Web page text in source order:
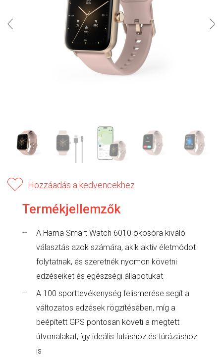
Hozzáadás a kedvencekhez
Termékjellemzők
A Hama Smart Watch 6010 okosóra kiváló
választás azok számára, akik aktív életmódot
folytatnak, és szeretnék nyomon követni
edzéseiket és egészségi állapotukat
A 100 sporttevékenység felismerése segít a
változatos edzések rögzítésében, míg a
beépített GPS pontosan követi a megtett
útvonalakat, így ideális futáshoz és túrázáshoz
is